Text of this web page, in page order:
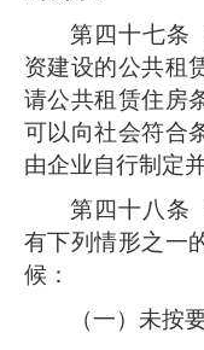
第四十七条
资建设的公共租
请公共租赁住房
可以向社会符合
由企业自行制定
第四十八条
有下列情形之一
候：
（一）未按